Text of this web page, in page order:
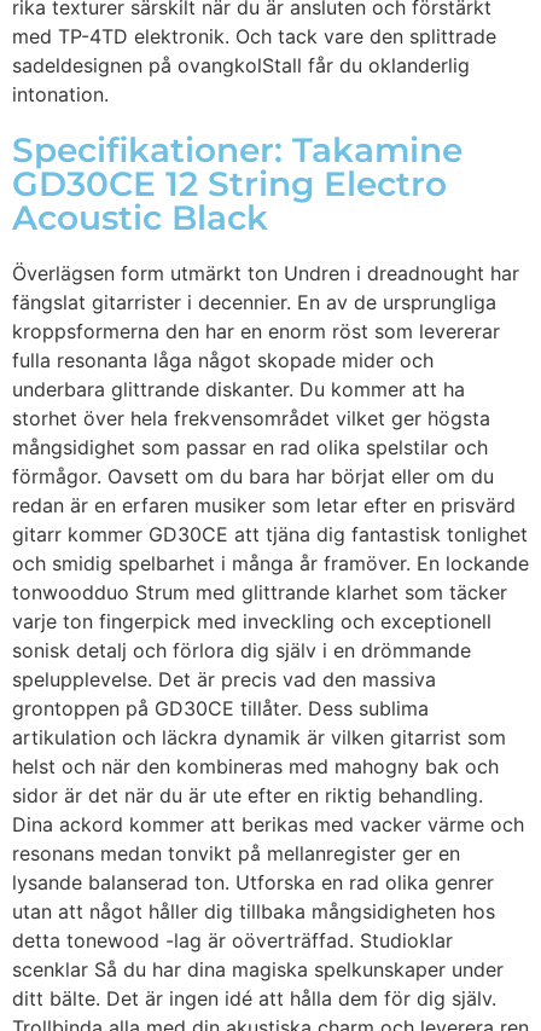
rika texturer särskilt när du är ansluten och förstärkt
med TP-4TD elektronik. Och tack vare den splittrade
sadeldesignen på ovangkolStall får du oklanderlig
intonation.
Specifikationer: Takamine
GD30CE 12 String Electro
Acoustic Black
Överlägsen form utmärkt ton Undren i dreadnought har
fängslat gitarrister i decennier. En av de ursprungliga
kroppsformerna den har en enorm röst som levererar
fulla resonanta låga något skopade mider och
underbara glittrande diskanter. Du kommer att ha
storhet över hela frekvensområdet vilket ger högsta
mångsidighet som passar en rad olika spelstilar och
förmågor. Oavsett om du bara har börjat eller om du
redan är en erfaren musiker som letar efter en prisvärd
gitarr kommer GD30CE att tjäna dig fantastisk tonlighet
och smidig spelbarhet i många år framöver. En lockande
tonwoodduo Strum med glittrande klarhet som täcker
varje ton fingerpick med inveckling och exceptionell
sonisk detalj och förlora dig själv i en drömmande
spelupplevelse. Det är precis vad den massiva
grontoppen på GD30CE tillåter. Dess sublima
artikulation och läckra dynamik är vilken gitarrist som
helst och när den kombineras med mahogny bak och
sidor är det när du är ute efter en riktig behandling.
Dina ackord kommer att berikas med vacker värme och
resonans medan tonvikt på mellanregister ger en
lysande balanserad ton. Utforska en rad olika genrer
utan att något håller dig tillbaka mångsidigheten hos
detta tonewood -lag är oöverträffad. Studioklar
scenklar Så du har dina magiska spelkunskaper under
ditt bälte. Det är ingen idé att hålla dem för dig själv.